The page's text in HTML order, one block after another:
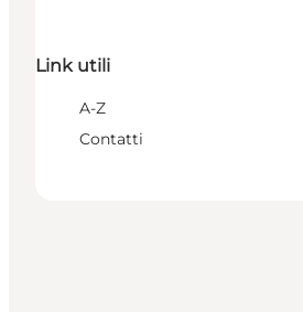
Link utili
A-Z
Contatti